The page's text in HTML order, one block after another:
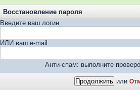
Восстановление пароля
Введите ваш логин
ИЛИ ваш e-mail
Анти-спам: выполните
или